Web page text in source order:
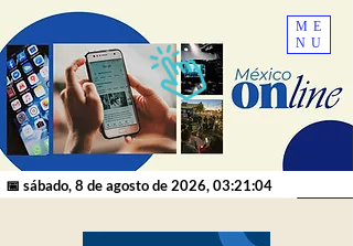
ME
NU
📅 sábado, 8 de agosto de 2026, 03:21:04